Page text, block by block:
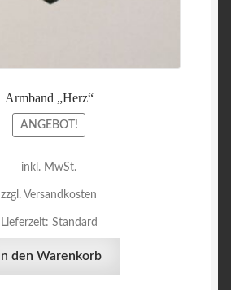
Armband „Herz“
ANGEBOT!
inkl. MwSt.
zzgl. Versandkosten
Lieferzeit: Standard
In den Warenkorb